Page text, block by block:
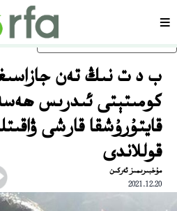
ئاساسلىق مەزمۇنغا ئاتلاڭسەھىپە
ب د ت نىڭ تەن
كومىتېتى ئىدرىس
قايتۇرۇشقا قارشى
قوللاندى
مۇخبىرىمىز ئەركىن
2021.12.20